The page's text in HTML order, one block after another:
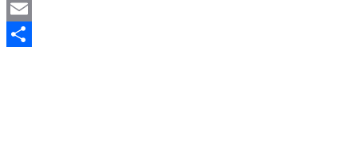
Mastodon
Email